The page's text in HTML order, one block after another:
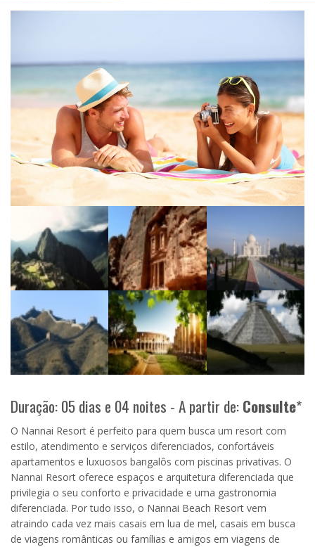
Duração: 05 dias e 04 noites - A partir de:Consulte*
O Nannai Resort é perfeito para quem busca um resort com
estilo, atendimento e serviços diferenciados, confortáveis
apartamentos e luxuosos bangalôs com piscinas privativas. O
Nannai Resort oferece espaços e arquitetura diferenciada que
privilegia o seu conforto e privacidade e uma gastronomia
diferenciada. Por tudo isso, o Nannai Beach Resort vem
atraindo cada vez mais casais em lua de mel, casais em busca
de viagens românticas ou famílias e amigos em viagens de